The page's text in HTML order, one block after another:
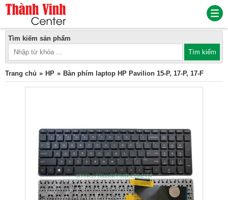
Tìm kiếm sản phẩm
Trang chủ HP Bàn phím laptop HP Pavilion 15-P, 17-P, 17-F